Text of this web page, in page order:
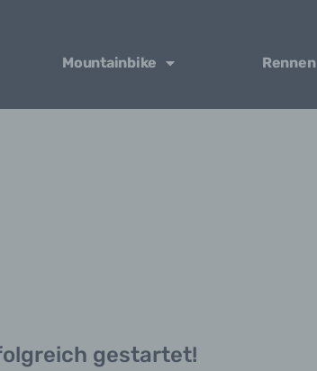
Mountainbike Rennen
gestartet!